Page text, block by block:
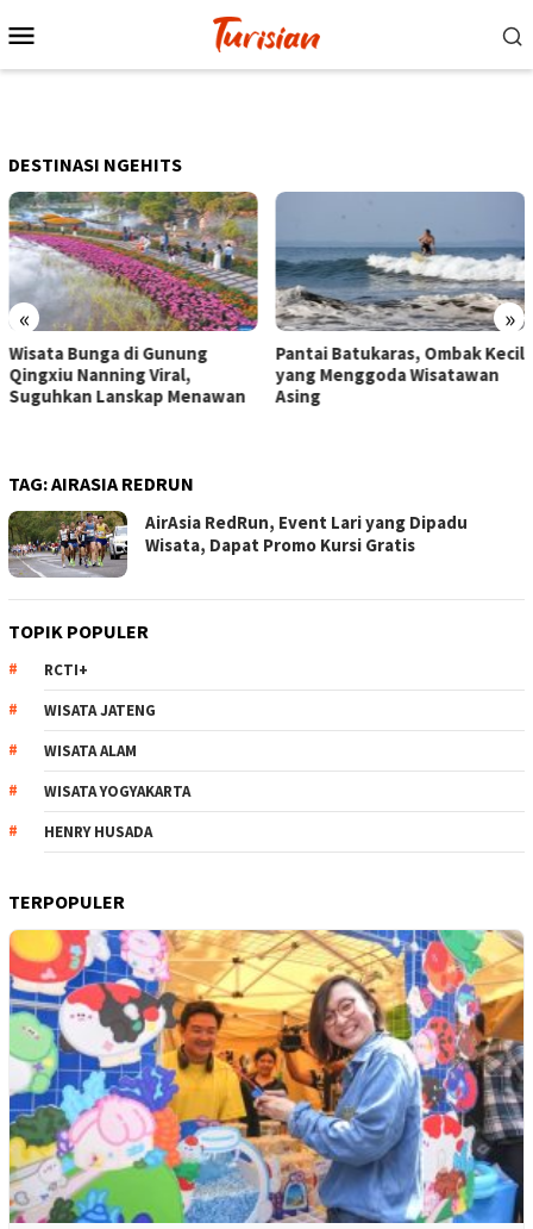
ke
Mobile
DESTINASI NGEHITS
« »
Pantai Batukaras, Ombak Kecil
yang Menggoda Wisatawan
Asing
Senja di Pantai
Wisatawan Menikmati
dengan Bermain hingga
TAG:AIRASIA REDRUN
AirAsia RedRun, Event Lari yang Dipadu
Wisata, Dapat Promo Kursi Gratis
TOPIK POPULER
RCTI+
WISATA JATENG
WISATA ALAM
WISATA YOGYAKARTA
HENRY HUSADA
TERPOPULER